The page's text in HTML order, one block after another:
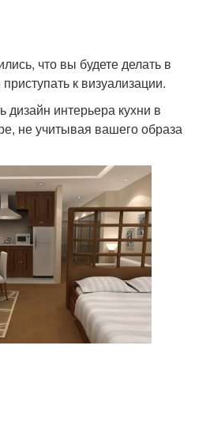
что вы будете делать в
к визуализации.
дизайн интерьера кухни в
не учитывая вашего образа